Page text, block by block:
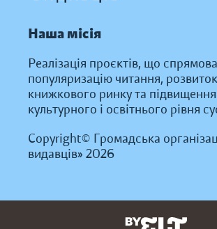
Наша місія
Реалізація проєктів, що
популяризацію читання, розвиток
книжкового ринку та підвищення
культурного і освітнього рівня
Copyright© Громадська
видавців» 2026